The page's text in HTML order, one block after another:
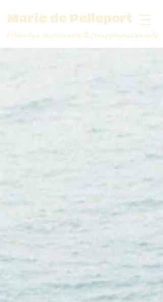
Marie de Pelleport
Libération émotionnelle &transgénérationnelle